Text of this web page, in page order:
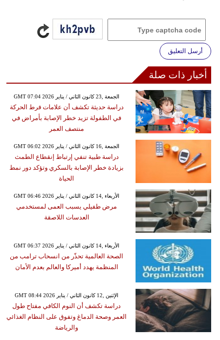
أرسل التعليق
أخبار ذات صلة
GMT 07:04 2026 الجمعة ,23 كانون الثاني / يناير
دراسة حديثة تكشف أن علامات فرط الحركة
في الطفولة تزيد خطر الإصابة بأمراض في
منتصف العمر
GMT 06:02 2026 الجمعة ,16 كانون الثاني / يناير
دراسة طبية تنفي إرتباط إنقطاع الطمث
بزيادة خطر الإصابة بالسكري وتؤكد دور نمط
الحياة
GMT 06:46 2026 الأربعاء ,14 كانون الثاني / يناير
مرض طفيلي يسبب العمى لمستخدمي
العدسات اللاصقة
GMT 06:37 2026 الأربعاء ,14 كانون الثاني / يناير
الصحة العالمية تحذّر من انسحاب ترامب من
المنظمة يهدد أميركا والعالم بعدم الأمان
GMT 08:44 2026 الإثنين ,12 كانون الثاني / يناير
دراسة تكشف أن النوم الكافي مفتاح طول
العمر وصحة الدماغ وتفوق على النظام الغذائي
والرياضة